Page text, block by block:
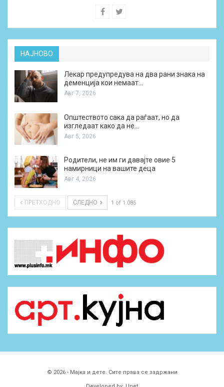
НАЈНОВО
Лекар предупредува на два рани знака на
деменција кои немаат…
Авг 7, 2026
Општеството сака да раѓаат, но да
изгледаат како да не…
Авг 5, 2026
Родители, не им ги давајте овие 5
намирници на вашите деца
Авг 4, 2026
ПРЕТХОДНО СЛЕДНО 1 of 1.085
© 2026 - Мајка и дете. Сите права се задржани